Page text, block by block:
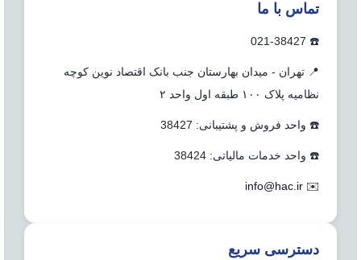
تماس با ما
☎️ 021-38427
📍 تهران - میدان بهارستان جنب بانک اقتصاد نوین کوچه
نظامیه پلاک ۱۰۰ طبقه اول واحد ۲
☎️ واحد فروش و پشتیبانی: 38427
☎️ واحد خدمات مالیاتی: 38424
✉️
info@hac.ir
دسترسی سریع